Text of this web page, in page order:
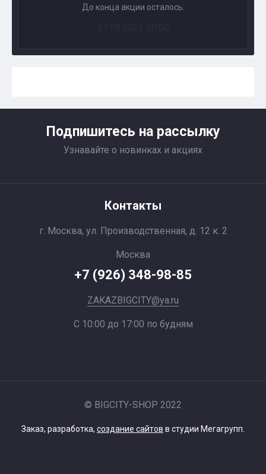
До конца акции осталось:
Подпишитесь на рассылку
Узнавайте о новинках и акциях
Контакты
г. Москва, ул. Производственная, д. 12 к. 2
Москва
+7 (926) 348-98-85
ZAKAZBIGCITY@ya.ru
С 10:00 до 17:00 по будням
© BIGCITY-SHOP 2022
Заказ, разработка, создание сайтов в студии Мегагрупп.